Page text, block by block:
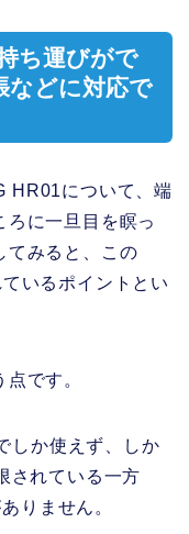
ち運びがで
などに対応で
HR01について、端
ろに一旦目を瞑っ
てみると、この
いるポイントとい
点です。
しか使えず、しか
されている一方
りません。